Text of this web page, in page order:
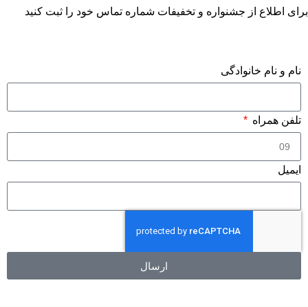
برای اطلاع از جشنواره و تخفیفات شماره تماس خود را ثبت کنید
نام و نام خانوادگی
تلفن همراه
ایمیل
ارسال